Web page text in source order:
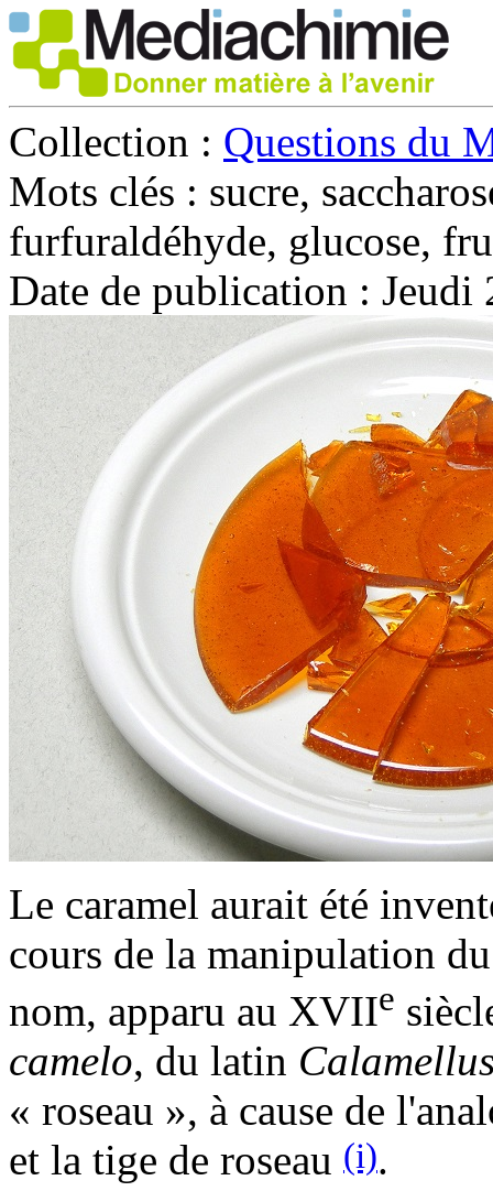
Collection : Questions du
Mots clés : sucre,
furfuraldéhyde, glucose,
Date de publication : Jeudi
Le caramel aurait été
cours de la manipulation
nom, apparu au XVIIe
camelo, du latin
« roseau », à cause de
et la tige de roseau (i).